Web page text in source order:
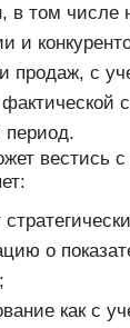
в том
и
продаж, с
период.
вестись
о
как с